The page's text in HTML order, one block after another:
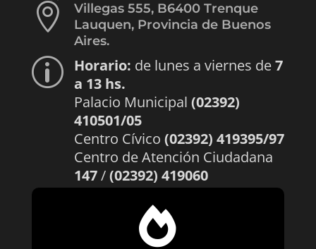

Villegas 555, B6400 Trenque
Lauquen, Provincia de Buenos
Aires.
p Horario: de lunes a viernes de7
a 13 hs.
Palacio Municipal (02392)
410501/05
Centro Cívico (02392) 419395/97
Centro de Atención Ciudadana
147/(02392) 419060
